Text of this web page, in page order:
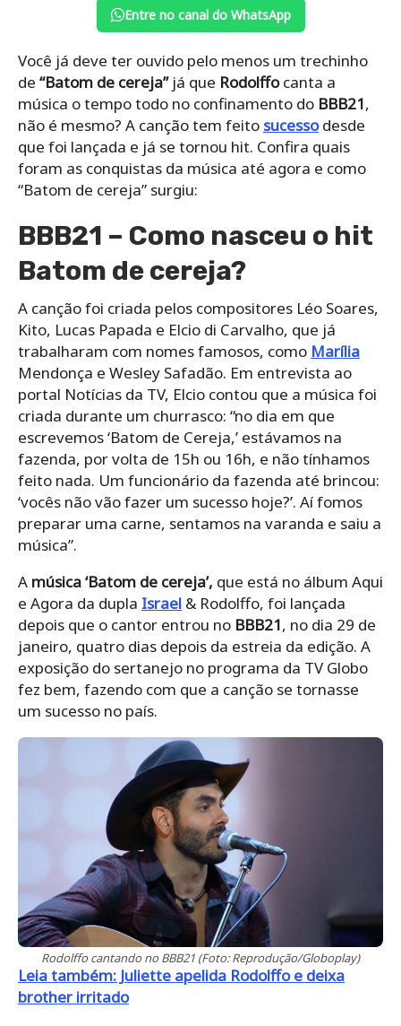
Entre no canal do WhatsApp
Você já deve ter ouvido pelo menos um trechinho
de “Batom de cereja”já que Rodolffocanta a
música o tempo todo no confinamento do BBB21,
não é mesmo? A canção tem feito sucessodesde
que foi lançada e já se tornou hit. Confira quais
foram as conquistas da música até agora e como
“Batom de cereja” surgiu:
BBB21 – Como nasceu o hit
Batom de cereja?
A canção foi criada pelos compositores Léo Soares,
Kito, Lucas Papada e Elcio di Carvalho, que já
trabalharam com nomes famosos, como Marília
Mendonça e Wesley Safadão. Em entrevista ao
portal Notícias da TV, Elcio contou que a música foi
criada durante um churrasco: “no dia em que
escrevemos ‘Batom de Cereja,’ estávamos na
fazenda, por volta de 15h ou 16h, e não tínhamos
feito nada. Um funcionário da fazenda até brincou:
‘vocês não vão fazer um sucesso hoje?’. Aí fomos
preparar uma carne, sentamos na varanda e saiu a
música”.
A música ‘Batom de cereja’, que está no álbum Aqui
e Agora da dupla Israel & Rodolffo, foi lançada
depois que o cantor entrou no BBB21, no dia 29 de
janeiro, quatro dias depois da estreia da edição. A
exposição do sertanejo no programa da TV Globo
fez bem, fazendo com que a canção se tornasse
um sucesso no país.
Rodolffo cantando no BBB21 (Foto: Reprodução/Globoplay)
Leia também: Juliette apelida Rodolffo e deixa
brother irritado